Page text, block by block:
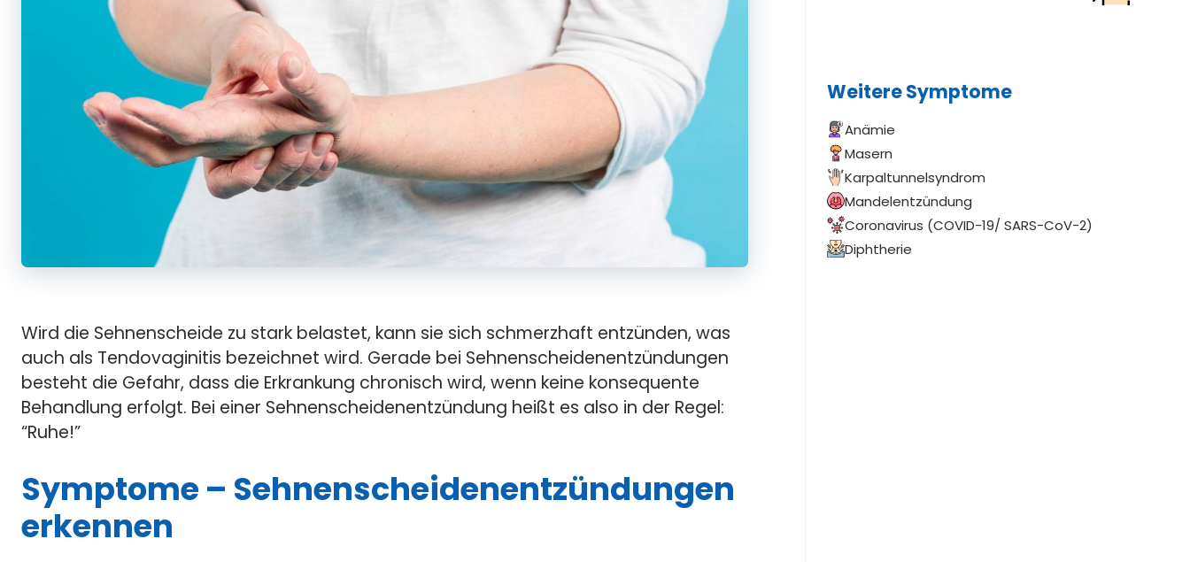
Wird die Sehnenscheide zu stark belastet, kann sie sich schmerzhaft entzünden, was
auch als Tendovaginitis bezeichnet wird. Gerade bei Sehnenscheidenentzündungen
besteht die Gefahr, dass die Erkrankung chronisch wird, wenn keine konsequente
Behandlung erfolgt. Bei einer Sehnenscheidenentzündung heißt es also in der Regel:
“Ruhe!”
Symptome – Sehnenscheidenentzündungen
erkennen
Weitere Symptome
Anämie
Masern
Karpaltunnelsyndrom
Mandelentzündung
Coronavirus (COVID-19/ SARS-CoV-2)
Diphtherie